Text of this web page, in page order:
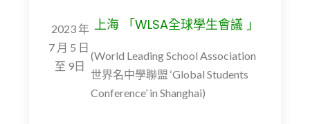
2023 年
7 月 5 日
至 9日
上海 「WLSA全球學生會議 」
(World Leading School Association
世界名中學聯盟 ‘Global Students
Conference’ in Shanghai)